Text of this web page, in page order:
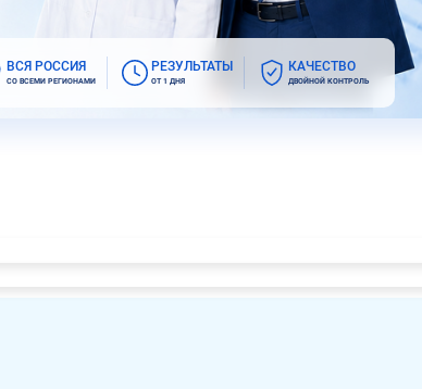
ВСЯ РОССИЯ
СО ВСЕМИ РЕГИОНАМИ
РЕЗУЛЬТАТЫ
ОТ 1 ДНЯ
КАЧЕСТВО
ДВОЙНОЙ КОНТРОЛЬ